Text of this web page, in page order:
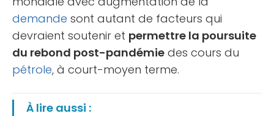
demande sont autant de facteurs qui
devraient soutenir et permettre la poursuite
du rebond post-pandémie des cours du
pétrole, à court-moyen terme.
À lire aussi :